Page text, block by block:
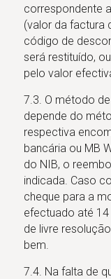
correspondente
(valor da factura
código de
será restituído,
pelo valor
7.3. O método
depende do
respectiva
bancária ou MB
do NIB, o
indicada. Caso
cheque para a
efectuado até
de livre
bem.
7.4. Na falta de